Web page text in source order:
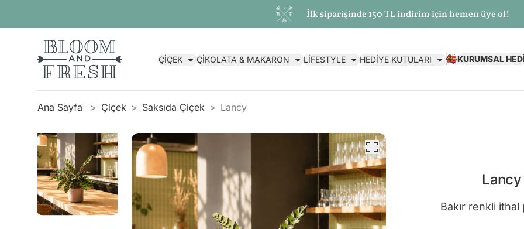
İlk siparişinde 150 TL indirim için hemen üye ol!
ÇİÇEK ÇİKOLATA & MAKARON LİFESTYLE HEDİYE KUTULARI KURUMSAL
Ana Sayfa Çiçek Saksıda Çiçek Lancy
Lancy
Bakır renkli ithal